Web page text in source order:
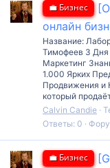
💼 Бизнес
онлайн
Название:
Тимофеев 3
Маркетинг
1.000 Ярких
Продвижения и
который
Calvin Candie
Ответы: 0
💼 Бизнес